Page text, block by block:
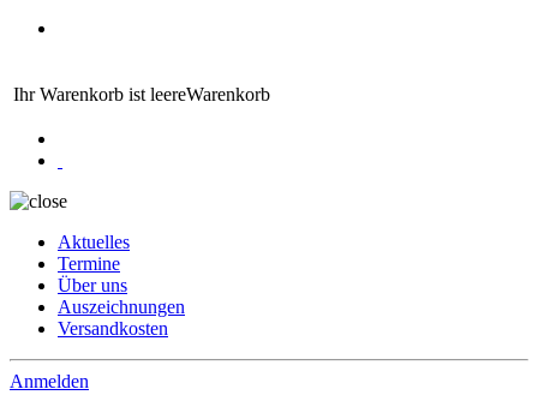
Ihr Warenkorb ist leereWarenkorb
Aktuelles
Termine
Über uns
Auszeichnungen
Versandkosten
Anmelden